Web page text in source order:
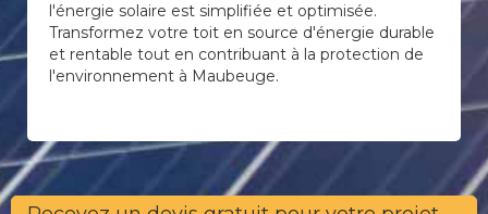
l'énergie solaire est simplifiée et optimisée.
Transformez votre toit en source d'énergie durable
et rentable tout en contribuant à la protection de
l'environnement à Maubeuge.